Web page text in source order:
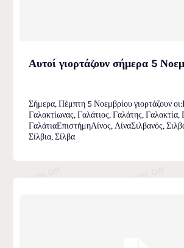
Αυτοί γιορτάζουν σήμερα 5
Σήμερα, Πέμπτη 5 Νοεμβρίου γιορτάζουν
Γαλακτίωνας, Γαλάτιος, Γαλάτης, Γαλακτία,
ΓαλάτιαΕπιστήμηΛίνος, ΛίναΣιλβανός,
Σίλβια, Σίλβα